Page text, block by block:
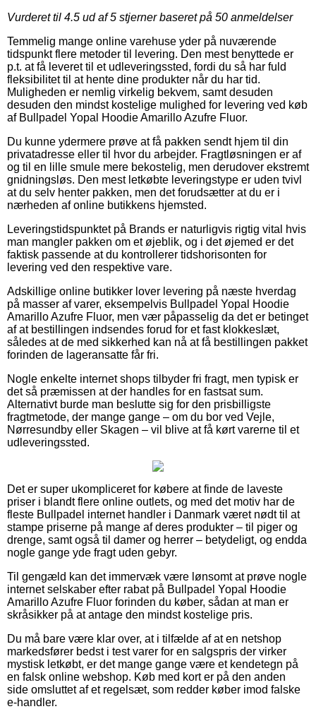
Vurderet til 4.5 ud af 5 stjerner baseret på 50 anmeldelser
Temmelig mange online varehuse yder på nuværende
tidspunkt flere metoder til levering. Den mest benyttede er
p.t. at få leveret til et udleveringssted, fordi du så har fuld
fleksibilitet til at hente dine produkter når du har tid.
Muligheden er nemlig virkelig bekvem, samt desuden
desuden den mindst kostelige mulighed for levering ved køb
af Bullpadel Yopal Hoodie Amarillo Azufre Fluor.
Du kunne ydermere prøve at få pakken sendt hjem til din
privatadresse eller til hvor du arbejder. Fragtløsningen er af
og til en lille smule mere bekostelig, men derudover ekstremt
gnidningsløs. Den mest letkøbte leveringstype er uden tvivl
at du selv henter pakken, men det forudsætter at du er i
nærheden af online butikkens hjemsted.
Leveringstidspunktet på Brands er naturligvis rigtig vital hvis
man mangler pakken om et øjeblik, og i det øjemed er det
faktisk passende at du kontrollerer tidshorisonten for
levering ved den respektive vare.
Adskillige online butikker lover levering på næste hverdag
på masser af varer, eksempelvis Bullpadel Yopal Hoodie
Amarillo Azufre Fluor, men vær påpasselig da det er betinget
af at bestillingen indsendes forud for et fast klokkeslæt,
således at de med sikkerhed kan nå at få bestillingen pakket
forinden de lageransatte får fri.
Nogle enkelte internet shops tilbyder fri fragt, men typisk er
det så præmissen at der handles for en fastsat sum.
Alternativt burde man beslutte sig for den prisbilligste
fragtmetode, der mange gange – om du bor ved Vejle,
Nørresundby eller Skagen – vil blive at få kørt varerne til et
udleveringssted.
Det er super ukompliceret for købere at finde de laveste
priser i blandt flere online outlets, og med det motiv har de
fleste Bullpadel internet handler i Danmark været nødt til at
stampe priserne på mange af deres produkter – til piger og
drenge, samt også til damer og herrer – betydeligt, og endda
nogle gange yde fragt uden gebyr.
Til gengæld kan det immervæk være lønsomt at prøve nogle
internet selskaber efter rabat på Bullpadel Yopal Hoodie
Amarillo Azufre Fluor forinden du køber, sådan at man er
skråsikker på at antage den mindst kostelige pris.
Du må bare være klar over, at i tilfælde af at en netshop
markedsfører bedst i test varer for en salgspris der virker
mystisk letkøbt, er det mange gange være et kendetegn på
en falsk online webshop. Køb med kort er på den anden
side omsluttet af et regelsæt, som redder køber imod falske
e-handler.